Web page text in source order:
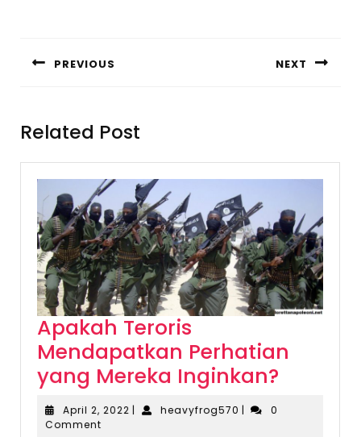
PREVIOUS NEXT
Related Post
Apakah Teroris
Mendapatkan Perhatian
yang Mereka Inginkan?
April 2, 2022 April
| heavyfrog570 heavyfrog570
|
0
Comment